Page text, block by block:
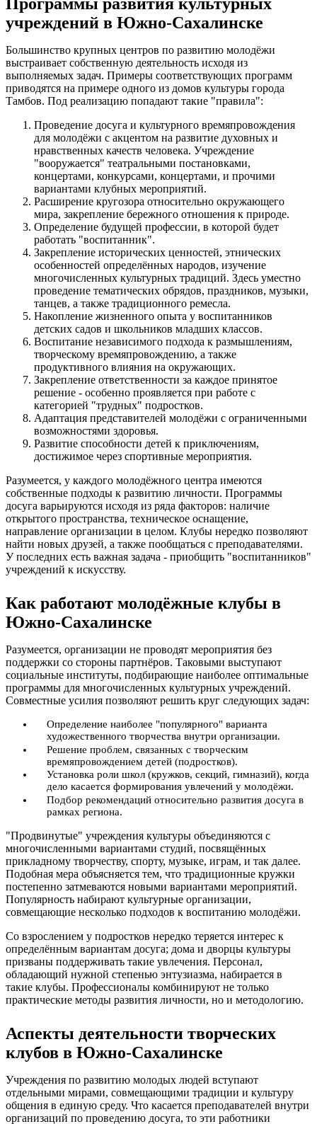
учреждений в Южно-Сахалинске
Большинство крупных центров по развитию молодёжи
выстраивает собственную деятельность исходя из
выполняемых задач. Примеры соответствующих программ
приводятся на примере одного из домов культуры города
Тамбов. Под реализацию попадают такие "правила":
Проведение досуга и культурного времяпровождения
для молодёжи с акцентом на развитие духовных и
нравственных качеств человека. Учреждение
"вооружается" театральными постановками,
концертами, конкурсами, концертами, и прочими
вариантами клубных мероприятий.
Расширение кругозора относительно окружающего
мира, закрепление бережного отношения к природе.
Определение будущей профессии, в которой будет
работать "воспитанник".
Закрепление исторических ценностей, этнических
особенностей определённых народов, изучение
многочисленных культурных традиций. Здесь уместно
проведение тематических обрядов, праздников, музыки,
танцев, а также традиционного ремесла.
Накопление жизненного опыта у воспитанников
детских садов и школьников младших классов.
Воспитание независимого подхода к размышлениям,
творческому времяпровождению, а также
продуктивного влияния на окружающих.
Закрепление ответственности за каждое принятое
решение - особенно проявляется при работе с
категорией "трудных" подростков.
Адаптация представителей молодёжи с ограниченными
возможностями здоровья.
Развитие способности детей к приключениям,
достижимое через спортивные мероприятия.
Разумеется, у каждого молодёжного центра имеются
собственные подходы к развитию личности. Программы
досуга варьируются исходя из ряда факторов: наличие
открытого пространства, техническое оснащение,
направление организации в целом. Клубы нередко позволяют
найти новых друзей, а также пообщаться с преподавателями.
У последних есть важная задача - приобщить "воспитанников"
учреждений к искусству.
Как работают молодёжные клубы в
Южно-Сахалинске
Разумеется, организации не проводят мероприятия без
поддержки со стороны партнёров. Таковыми выступают
социальные институты, подбирающие наиболее оптимальные
программы для многочисленных культурных учреждений.
Совместные усилия позволяют решить круг следующих задач:
Определение наиболее "популярного" варианта
художественного творчества внутри организации.
Решение проблем, связанных с творческим
времяпровождением детей (подростков).
Установка роли школ (кружков, секций, гимназий), когда
дело касается формирования увлечений у молодёжи.
Подбор рекомендаций относительно развития досуга в
рамках региона.
"Продвинутые" учреждения культуры объединяются с
многочисленными вариантами студий, посвящённых
прикладному творчеству, спорту, музыке, играм, и так далее.
Подобная мера объясняется тем, что традиционные кружки
постепенно затмеваются новыми вариантами мероприятий.
Популярность набирают культурные организации,
совмещающие несколько подходов к воспитанию молодёжи.
Со взрослением у подростков нередко теряется интерес к
определённым вариантам досуга; дома и дворцы культуры
призваны поддерживать такие увлечения. Персонал,
обладающий нужной степенью энтузиазма, набирается в
такие клубы. Профессионалы комбинируют не только
практические методы развития личности, но и методологию.
Аспекты деятельности творческих
клубов в Южно-Сахалинске
Учреждения по развитию молодых людей вступают
отдельными мирами, совмещающими традиции и культуру
общения в единую среду. Что касается преподавателей внутри
организаций по проведению досуга, то эти работники